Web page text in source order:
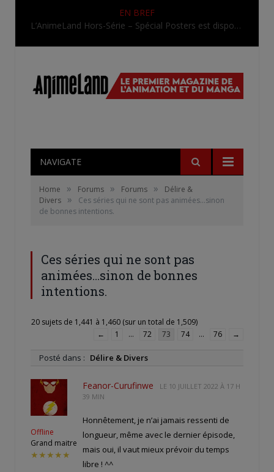
EN BREF
Une nouvelle série TV Digimon en préparation pour 2027
NAVIGATE
Home » Forums » Forums »
Délire &
Divers
»
Ces séries qui ne sont pas animées…sinon
de bonnes intentions.
Ces séries qui ne sont pas
animées…sinon de bonnes
intentions.
20 sujets de 1,441 à 1,460 (sur un total de 1,509)
←
1 … 72 73 74 … 76 →
Posté dans : Délire & Divers
Offline
Grand maitre
★★★★★
Feanor-Curufinwe LE 10 JUILLET 2022 À 17 H
39 MIN
Honnêtement, je n’ai jamais ressenti de
longueur, même avec le dernier épisode,
mais oui, il vaut mieux prévoir du temps
libre ! ^^